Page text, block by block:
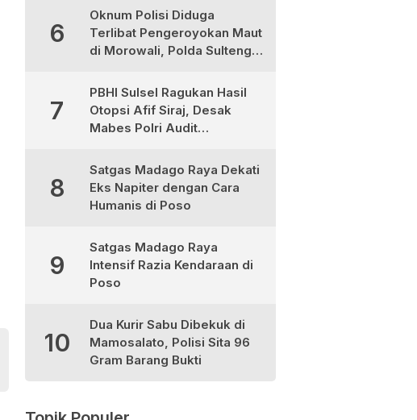
6
Oknum Polisi Diduga
Terlibat Pengeroyokan Maut
di Morowali, Polda Sulteng
7
PBHI Sulsel Ragukan Hasil
Otopsi Afif Siraj, Desak
Mabes Polri Audit
8
Satgas Madago Raya Dekati
Eks Napiter dengan Cara
Humanis di Poso
9
Satgas Madago Raya
Intensif Razia Kendaraan di
Poso
10
Dua Kurir Sabu Dibekuk di
Mamosalato, Polisi Sita 96
Gram Barang Bukti